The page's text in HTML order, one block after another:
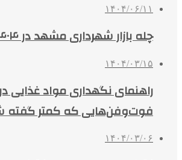
۱۴۰۴/۰۶/۱۱
چله بازار شهرداری مشهد در ۱۴۰۴ برگزار میشود ؟
۱۴۰۴/۰۳/۱۵
راهنمای نگهداری مواد غذایی
فوت‌وفن‌هایی که کمتر گفته
۱۴۰۴/۰۳/۰۶